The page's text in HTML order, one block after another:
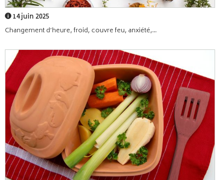
14 juin 2025
Changement d’heure, froid, couvre feu, anxiété,...